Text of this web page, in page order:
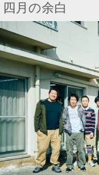
四月の余白